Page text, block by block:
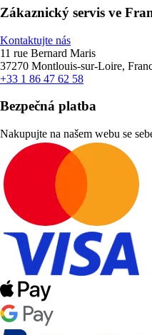
Zákaznický servis ve
Kontaktujte nás
11 rue Bernard Maris
37270 Montlouis-sur-Loire,
+33 1 86 47 62 58
Bezpečná platba
Nakupujte na našem webu se